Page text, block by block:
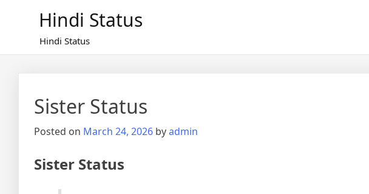
Hindi Status
Hindi Status
Sister Status
Posted on March 24, 2026 byadmin
Sister Status